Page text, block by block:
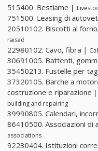
515400. Bestiame |
751500. Leasing di
20510102. Biscotti al
raised
22980102. Cavo, fibra |
30691005. Battenti,
35450213. Fustelle per
37320105. Barche a
costruzione e riparazione |
building and repairing
39990805. Calendari,
86410500. Associazioni di
associations
92230404. Istituzioni